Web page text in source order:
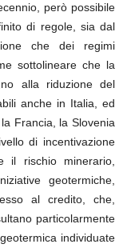
però possibile
di regole, sia dal
che dei regimi
sottolineare che la
alla riduzione del
anche in Italia, ed
Francia, la Slovenia
di incentivazione
il rischio minerario,
geotermiche,
al credito, che,
particolarmente
individuate